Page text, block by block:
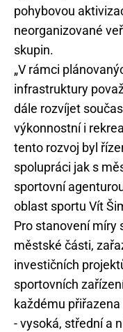
pohybovou
neorganizované
skupin.
„V rámci
infrastruktury
dále rozvíjet
výkonnostní i
tento rozvoj byl
spolupráci jak s
sportovní
oblast sportu Vít
Pro stanovení míry
městské části,
investičních
sportovních
každému
- vysoká, střední a